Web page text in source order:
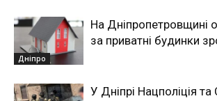
Дніпро
На Дніпропетровщині
за приватні будинки
У Дніпрі Нацполіція